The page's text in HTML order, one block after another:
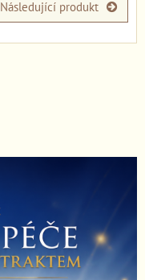
Následující produkt